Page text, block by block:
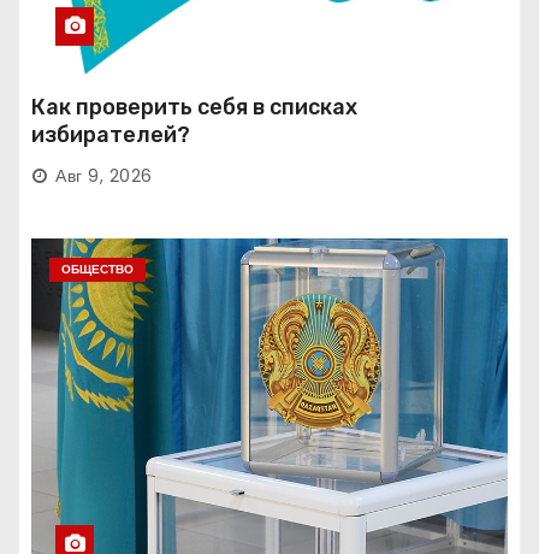
Как проверить себя в списках
избирателей?
Авг 9, 2026
ОБЩЕСТВО